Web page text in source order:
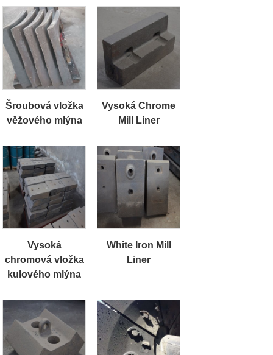
Šroubová vložka
věžového mlýna
Vysoká Chrome
Mill Liner
Vysoká
chromová vložka
kulového mlýna
White Iron Mill
Liner